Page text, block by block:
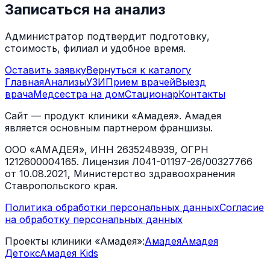
Записаться на анализ
Администратор подтвердит подготовку,
стоимость, филиал и удобное время.
Оставить заявкуВернуться к каталогу
ГлавнаяАнализыУЗИПрием врачейВыезд
врачаМедсестра на домСтационарКонтакты
Сайт — продукт клиники «Амадея». Амадея
является основным партнером франшизы.
ООО «АМАДЕЯ», ИНН 2635248939, ОГРН
1212600004165. Лицензия Л041-01197-26/00327766
от 10.08.2021, Министерство здравоохранения
Ставропольского края.
Политика обработки персональных данныхСогласие
на обработку персональных данных
Проекты клиники «Амадея»:АмадеяАмадея
ДетоксАмадея Kids